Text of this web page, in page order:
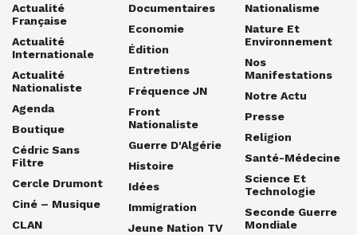
Actualité
Française
Actualité
Internationale
Actualité
Nationaliste
Agenda
Boutique
Cédric Sans
Filtre
Cercle Drumont
Ciné – Musique
CLAN
Documentaires
Economie
Édition
Entretiens
Fréquence JN
Front
Nationaliste
Guerre D'Algérie
Histoire
Idées
Immigration
Jeune Nation TV
Nationalisme
Nature Et
Environnement
Nos
Manifestations
Notre Actu
Presse
Religion
Santé-Médecine
Science Et
Technologie
Seconde Guerre
Mondiale